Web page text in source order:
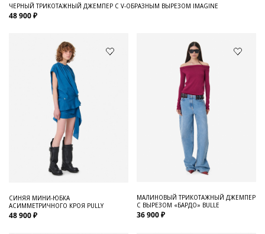
ЧЕРНЫЙ ТРИКОТАЖНЫЙ ДЖЕМПЕР С V-ОБРАЗНЫМ ВЫРЕЗОМ IMAGINE
48 900 ₽
СИНЯЯ МИНИ-ЮБКА
АСИММЕТРИЧНОГО КРОЯ PULLY
48 900 ₽
МАЛИНОВЫЙ ТРИКОТАЖНЫЙ ДЖЕМПЕР
С ВЫРЕЗОМ «БАРДО» BULLE
36 900 ₽